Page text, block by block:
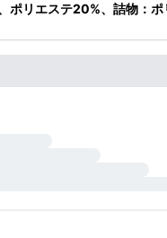
ポリエステ20%、詰物：ポ